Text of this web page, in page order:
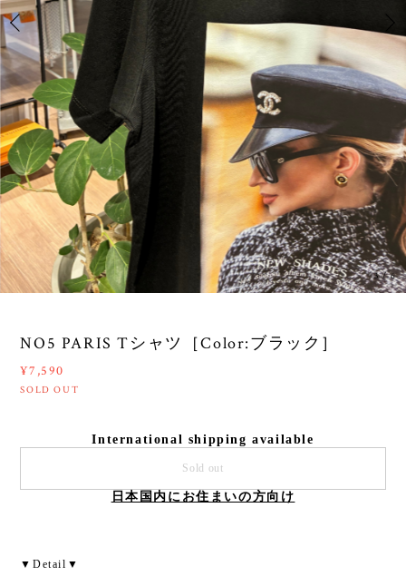
3/6
NO5 PARIS Tシャツ［Color:ブラック］
¥7,590
SOLD OUT
International shipping available
Sold out
日本国内にお住まいの方向け
▼Detail▼